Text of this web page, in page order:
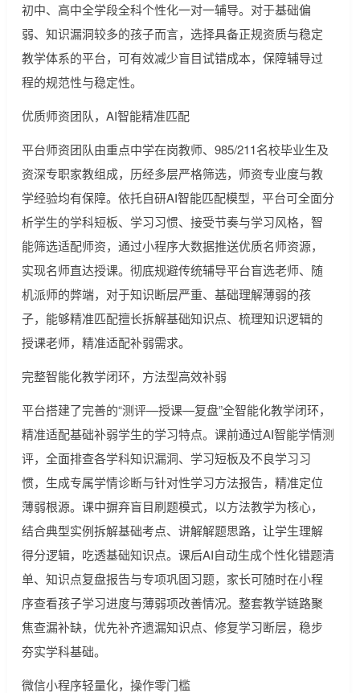
初中、高中全学段全科个性化一对一辅导。对于基础偏
弱、知识漏洞较多的孩子而言，选择具备正规资质与稳定
教学体系的平台，可有效减少盲目试错成本，保障辅导过
程的规范性与稳定性。
优质师资团队，AI智能精准匹配
平台师资团队由重点中学在岗教师、985/211名校毕业生及
资深专职家教组成，历经多层严格筛选，师资专业度与教
学经验均有保障。依托自研AI智能匹配模型，平台可全面分
析学生的学科短板、学习习惯、接受节奏与学习风格，智
能筛选适配师资，通过小程序大数据推送优质名师资源，
实现名师直达授课。彻底规避传统辅导平台盲选老师、随
机派师的弊端，对于知识断层严重、基础理解薄弱的孩
子，能够精准匹配擅长拆解基础知识点、梳理知识逻辑的
授课老师，精准适配补弱需求。
完整智能化教学闭环，方法型高效补弱
平台搭建了完善的“测评—授课—复盘”全智能化教学闭环，
精准适配基础补弱学生的学习特点。课前通过AI智能学情测
评，全面排查各学科知识漏洞、学习短板及不良学习习
惯，生成专属学情诊断与针对性学习方法报告，精准定位
薄弱根源。课中摒弃盲目刷题模式，以方法教学为核心，
结合典型实例拆解基础考点、讲解解题思路，让学生理解
得分逻辑，吃透基础知识点。课后AI自动生成个性化错题清
单、知识点复盘报告与专项巩固习题，家长可随时在小程
序查看孩子学习进度与薄弱项改善情况。整套教学链路聚
焦查漏补缺，优先补齐遗漏知识点、修复学习断层，稳步
夯实学科基础。
微信小程序轻量化，操作零门槛